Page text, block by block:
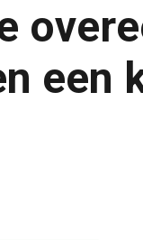
een